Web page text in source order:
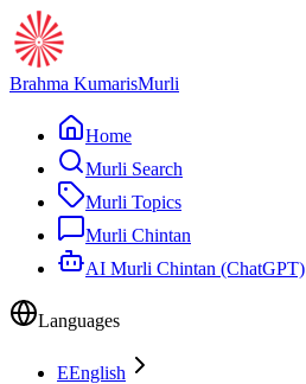
Brahma KumarisMurli
Home
Murli Search
Murli Topics
Murli Chintan
AI Murli Chintan (ChatGPT)
Languages
EEnglish